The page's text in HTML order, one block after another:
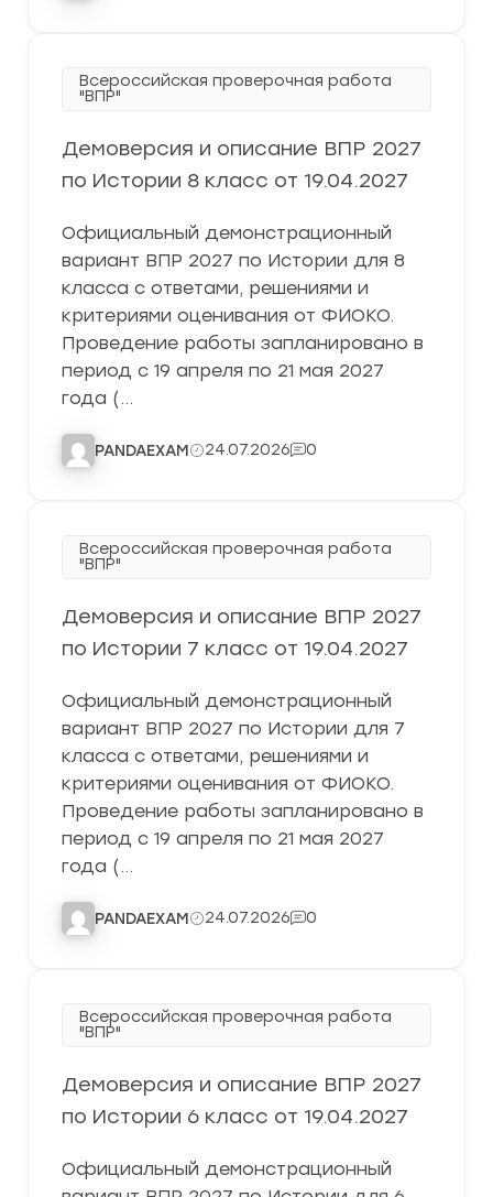
Всероссийская проверочная работа
"ВПР"
Демоверсия и описание ВПР 2027
по Истории 8 класс от 19.04.2027
Официальный демонстрационный
вариант ВПР 2027 по Истории для 8
класса с ответами, решениями и
критериями оценивания от ФИОКО.
Проведение работы запланировано в
период с 19 апреля по 21 мая 2027
года (…
PANDAEXAM 24.07.2026 0
Всероссийская проверочная работа
"ВПР"
Демоверсия и описание ВПР 2027
по Истории 7 класс от 19.04.2027
Официальный демонстрационный
вариант ВПР 2027 по Истории для 7
класса с ответами, решениями и
критериями оценивания от ФИОКО.
Проведение работы запланировано в
период с 19 апреля по 21 мая 2027
года (…
PANDAEXAM 24.07.2026 0
Всероссийская проверочная работа
"ВПР"
Демоверсия и описание ВПР 2027
по Истории 6 класс от 19.04.2027
Официальный демонстрационный